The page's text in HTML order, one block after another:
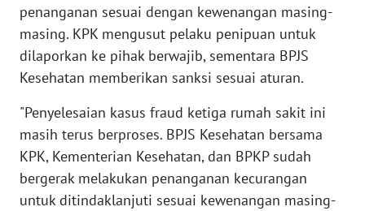
penanganan sesuai dengan kewenangan masing-
masing. KPK mengusut pelaku penipuan untuk
dilaporkan ke pihak berwajib, sementara BPJS
Kesehatan memberikan sanksi sesuai aturan.
"Penyelesaian kasus fraud ketiga rumah sakit ini
masih terus berproses. BPJS Kesehatan bersama
KPK, Kementerian Kesehatan, dan BPKP sudah
bergerak melakukan penanganan kecurangan
untuk ditindaklanjuti sesuai kewenangan masing-
RIAU
WN
SERAMBI
WN
JAMBI
SULTRA